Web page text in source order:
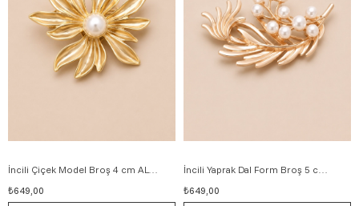
İncili Çiçek Model Broş 4 cm ALTIN
₺649,00
İncili Yaprak Dal Form Broş 5 cm ALTIN
₺649,00